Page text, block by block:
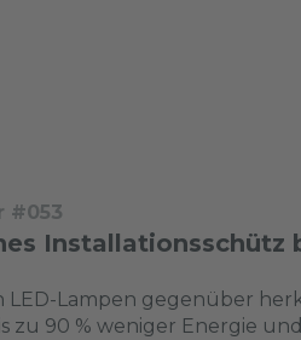
#053
Installationsschütz
LED-Lampen gegenüber
zu 90 % weniger Energie